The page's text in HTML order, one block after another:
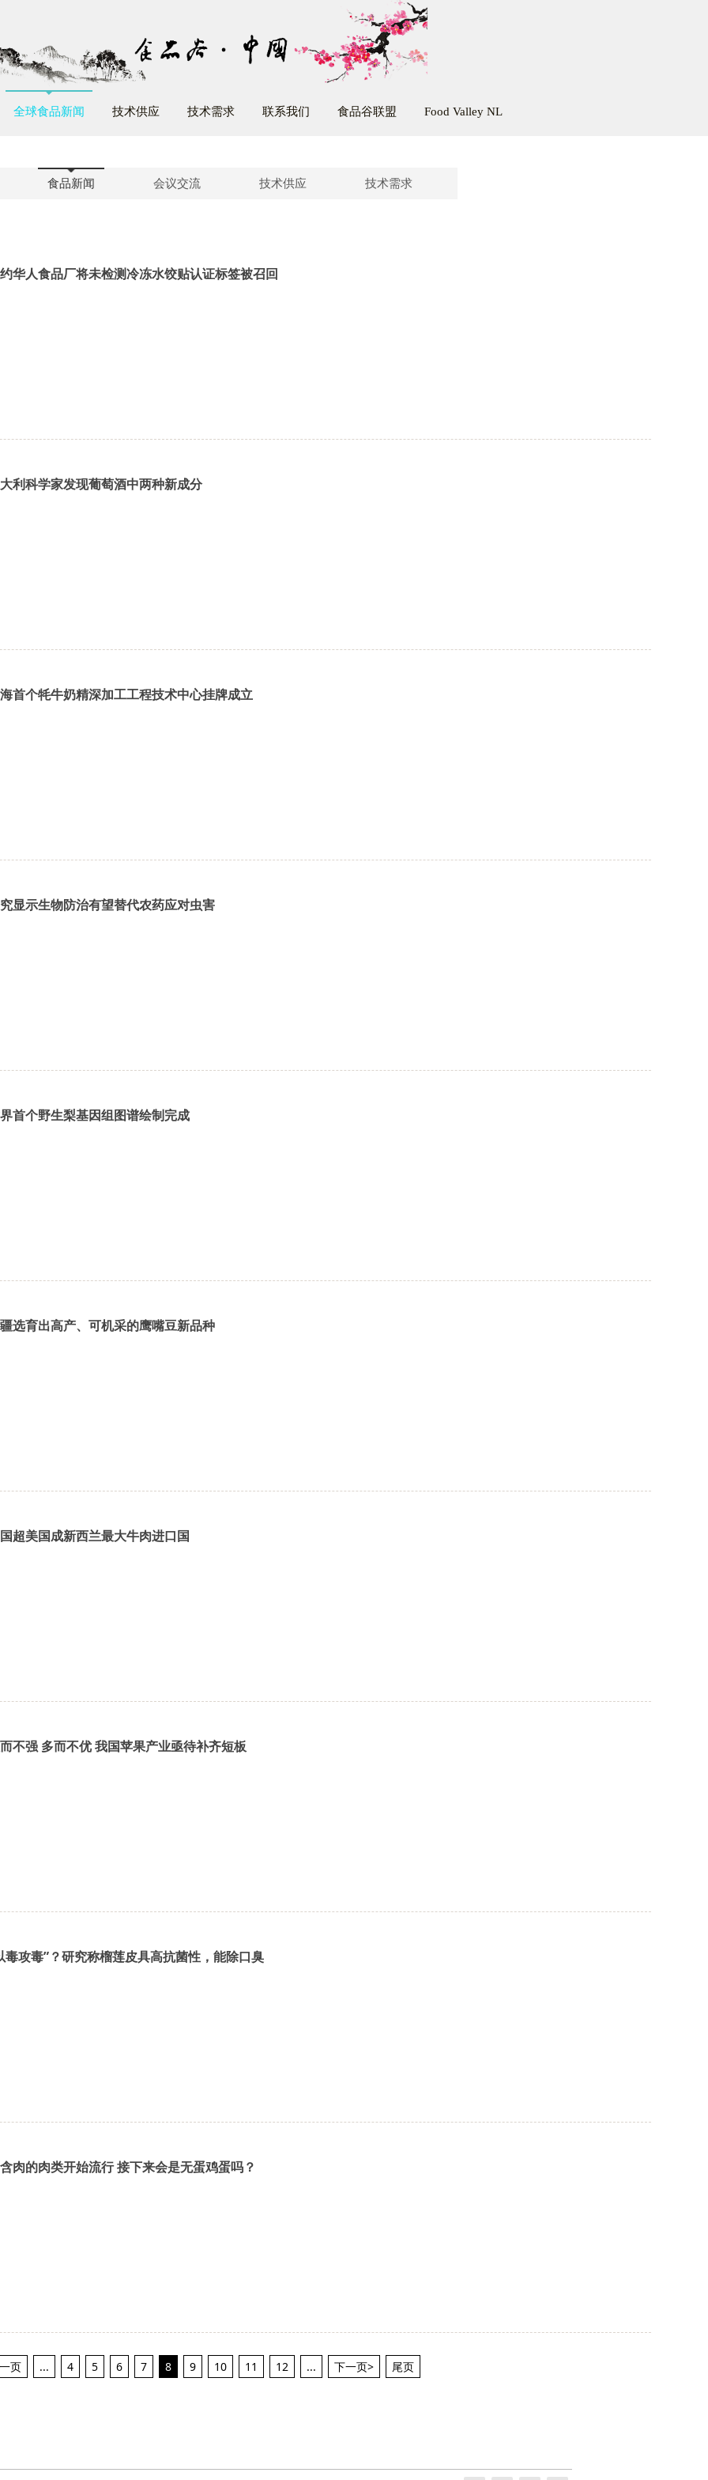
全球食品新闻 技术供应 技术需求 联系我们 食品谷联盟 Food Valley NL
食品新闻 会议交流 技术供应 技术需求
华人食品厂将未检测冷冻水饺贴认证标签被召回
利科学家发现葡萄酒中两种新成分
首个牦牛奶精深加工工程技术中心挂牌成立
显示生物防治有望替代农药应对虫害
首个野生梨基因组图谱绘制完成
选育出高产、可机采的鹰嘴豆新品种
超美国成新西兰最大牛肉进口国
不强 多而不优 我国苹果产业亟待补齐短板
毒攻毒”？研究称榴莲皮具高抗菌性，能除口臭
肉的肉类开始流行 接下来会是无蛋鸡蛋吗？
页 ... 4 5 6 7 8 9 10 11 12 ... 下一页> 尾页